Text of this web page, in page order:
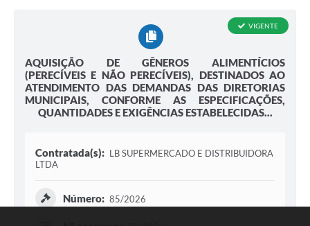
AQUISIÇÃO DE GÊNEROS ALIMENTÍCIOS
(PERECÍVEIS E NÃO PERECÍVEIS), DESTINADOS AO
ATENDIMENTO DAS DEMANDAS DAS DIRETORIAS
MUNICIPAIS, CONFORME AS ESPECIFICAÇÕES,
QUANTIDADES E EXIGÊNCIAS ESTABELECIDAS...
VIGENTE
Contratada(s): LB SUPERMERCADO E DISTRIBUIDORA
LTDA
Número: 85/2026